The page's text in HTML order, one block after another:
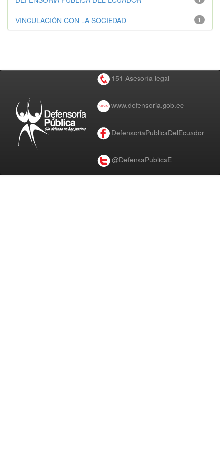
1
VINCULACIÓN CON LA SOCIEDAD
151 Asesoría legal
www.defensoria.gob.ec
DefensoriaPublicaDelEcuador
@DefensaPublicaE